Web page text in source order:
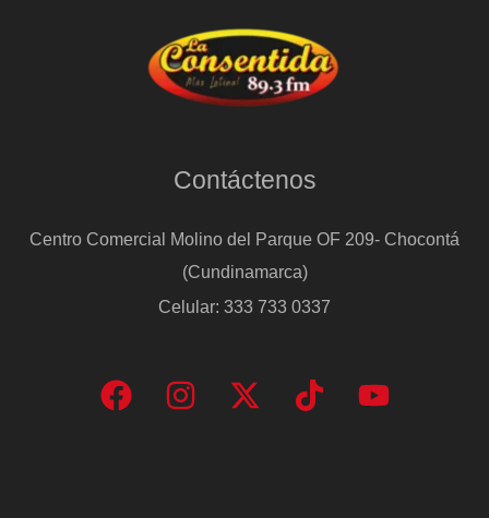
Contáctenos
Centro Comercial Molino del Parque OF 209- Chocontá
(Cundinamarca)
Celular: 333 733 0337